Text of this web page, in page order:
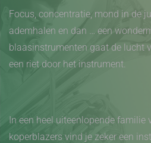
Focus, concentratie, mond in de
ademhalen en dan … een
blaasinstrumenten gaat de lucht
een riet door het instrument.
In een heel uiteenlopende familie
koperblazers vind je zeker een